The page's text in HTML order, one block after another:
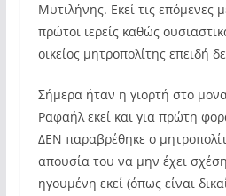
Μυτιλήνης. Εκεί τις επόμενες
πρώτοι ιερείς καθώς
οικείος μητροπολίτης επειδή
Σήμερα ήταν η γιορτή στο
Ραφαήλ εκεί και για πρώτη
ΔΕΝ παραβρέθηκε ο
απουσία του να μην έχει
ηγουμένη εκεί (όπως είναι